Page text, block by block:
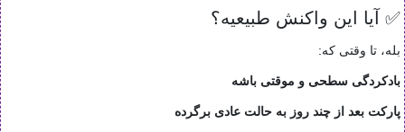
✅ آیا این واکنش طبیعیه؟
بله، تا وقتی که:
بادکردگی سطحی و موقتی باشه
پارکت بعد از چند روز به حالت عادی برگرده